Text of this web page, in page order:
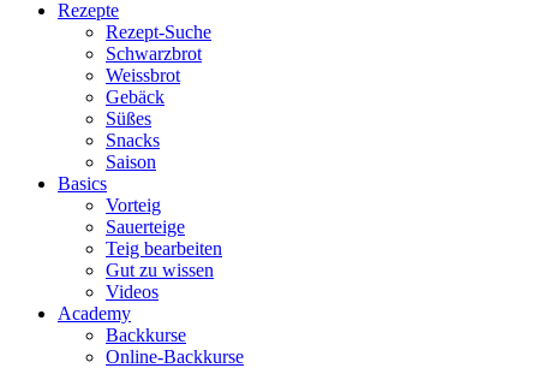
Rezepte
Rezept-Suche
Schwarzbrot
Weissbrot
Gebäck
Süßes
Snacks
Saison
Basics
Vorteig
Sauerteige
Teig bearbeiten
Gut zu wissen
Videos
Academy
Backkurse
Online-Backkurse